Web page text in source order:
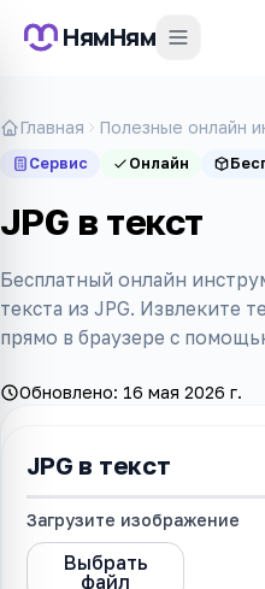
НямНям
Главная Полезные онлайн
Сервис Онлайн
JPG в текст
Бесплатный онлайн
текста из JPG. Извлеките
прямо в браузере с
Обновлено: 16 мая 2026 г.
JPG в текст
Загрузите изображение
Выбрать
файл